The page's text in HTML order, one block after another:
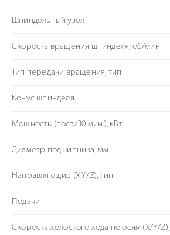
Шпиндельный узел
Скорость вращения шпинделя, об/мин
Тип передачи вращения, тип
Конус шпинделя
Мощность (пост./30 мин.), кВт
Диаметр подшипника, мм
Направляющие (X,Y/Z), тип
Подачи
Скорость холостого хода по осям (X/Y/Z),